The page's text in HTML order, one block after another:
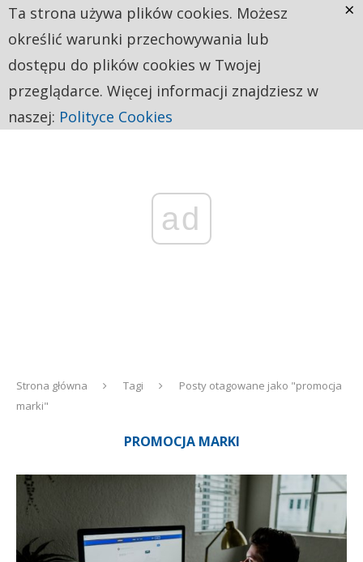
ad
Strona główna Tagi
Posty otagowane jako "promocja
marki"
PROMOCJA MARKI
Ta strona używa plików cookies. Możesz
określić warunki przechowywania lub
dostępu do plików cookies w Twojej
przeglądarce. Więcej informacji znajdziesz w
naszej: Polityce Cookies
×